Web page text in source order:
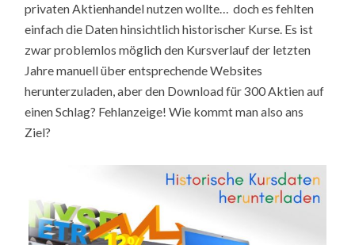
privaten Aktienhandel nutzen wollte… doch es fehlten
einfach die Daten hinsichtlich historischer Kurse. Es ist
zwar problemlos möglich den Kursverlauf der letzten
Jahre manuell über entsprechende Websites
herunterzuladen, aber den Download für 300 Aktien auf
einen Schlag? Fehlanzeige! Wie kommt man also ans
Ziel?